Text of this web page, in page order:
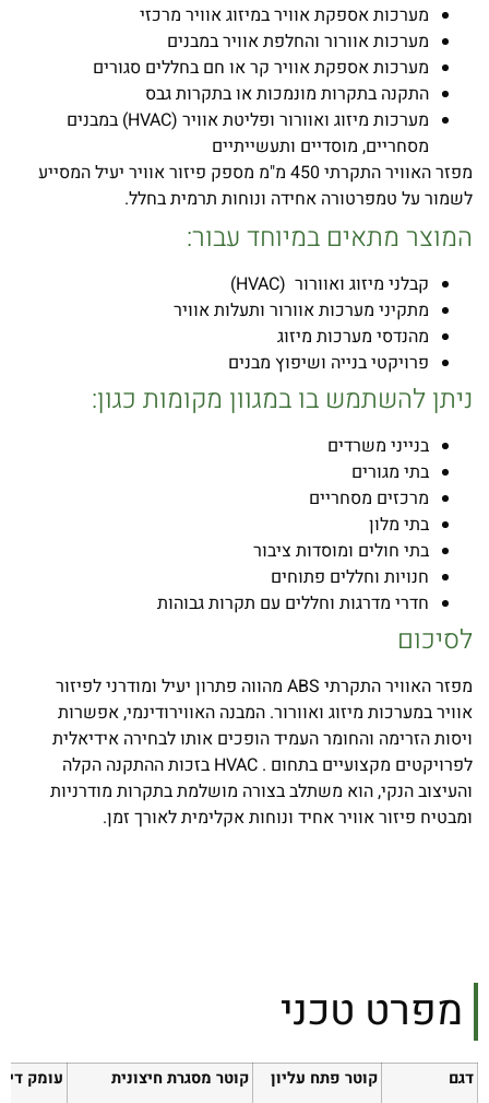
מערכות אספקת אוויר במיזוג אוויר מרכזי
מערכות אוורור והחלפת אוויר במבנים
מערכות אספקת אוויר קר או חם בחללים סגורים
התקנה בתקרות מונמכות או בתקרות גבס
מערכות מיזוג ואוורור ופליטת אוויר (HVAC) במבנים
מסחריים, מוסדיים ותעשייתיים
מפזר האוויר התקרתי 450 מ"מ מספק פיזור אוויר יעיל המסייע
לשמור על טמפרטורה אחידה ונוחות תרמית בחלל.
המוצר מתאים במיוחד עבור:
קבלני מיזוג ואוורור (HVAC)
מתקיני מערכות אוורור ותעלות אוויר
מהנדסי מערכות מיזוג
פרויקטי בנייה ושיפוץ מבנים
ניתן להשתמש בו במגוון מקומות כגון:
בנייני משרדים
בתי מגורים
מרכזים מסחריים
בתי מלון
בתי חולים ומוסדות ציבור
חנויות וחללים פתוחים
חדרי מדרגות וחללים עם תקרות גבוהות
לסיכום
מפזר האוויר התקרתי ABS מהווה פתרון יעיל ומודרני לפיזור
אוויר במערכות מיזוג ואוורור. המבנה האווירודינמי, אפשרות
ויסות הזרימה והחומר העמיד הופכים אותו לבחירה אידיאלית
לפרויקטים מקצועיים בתחום . HVAC בזכות ההתקנה הקלה
והעיצוב הנקי, הוא משתלב בצורה מושלמת בתקרות מודרניות
ומבטיח פיזור אוויר אחיד ונוחות אקלימית לאורך זמן.
מפרט טכני
דגם
קוטר פתח עליון
קוטר מסגרת חיצונית
עומק